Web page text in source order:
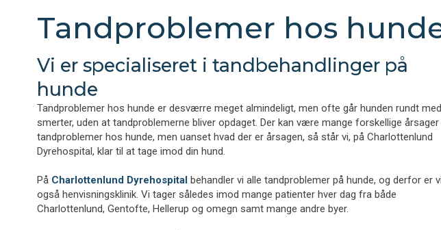
Tandproblemer hos
Vi er specialiseret i tandbehandlinger på
hunde
Tandproblemer hos hunde er desværre meget almindeligt, men ofte går hunden rundt med
smerter, uden at tandproblemerne bliver opdaget. Der kan være mange forskellige årsager
tandproblemer hos hunde, men uanset hvad der er årsagen, så står vi, på Charlottenlund
Dyrehospital, klar til at tage imod din hund.
På Charlottenlund Dyrehospitalbehandler vi alle tandproblemer på hunde, og derfor er vi
også henvisningsklinik. Vi tager således imod mange patienter hver dag fra både
Charlottenlund, Gentofte, Hellerup og omegn samt mange andre byer.